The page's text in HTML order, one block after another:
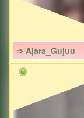
➩ Ajara_Gujuu